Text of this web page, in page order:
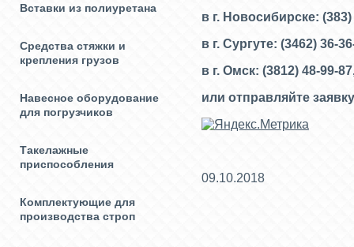
Вставки из полиуретана
Средства стяжки и
крепления грузов
Навесное оборудование
для погрузчиков
Такелажные
приспособления
Комплектующие для
производства строп
в г. Новосибирске:
в г. Сургуте: (3462) 36-
в г. Омск: (3812) 48-99-
или отправляйте
09.10.2018